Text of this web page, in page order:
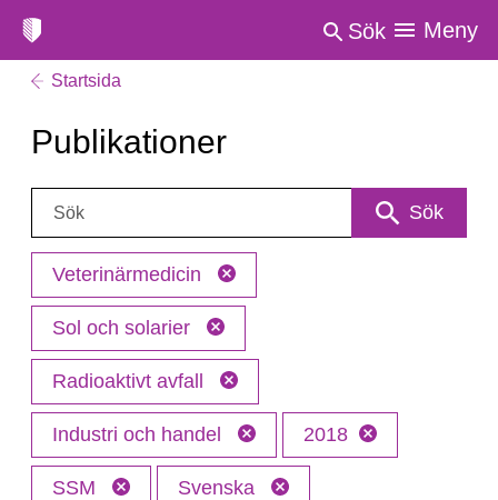
Sök Meny
Startsida
Publikationer
Sök: Sök
Veterinärmedicin
Sol och solarier
Radioaktivt avfall
Industri och handel 2018
SSM Svenska